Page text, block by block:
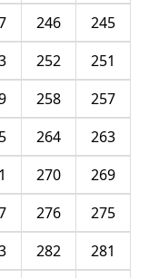
245
246
251
252
257
258
263
264
269
270
275
276
281
282